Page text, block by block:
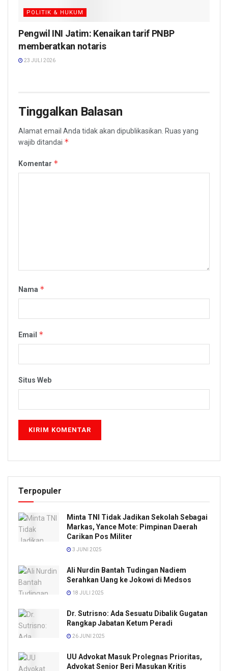
POLITIK & HUKUM
Pengwil INI Jatim: Kenaikan tarif PNBP
memberatkan notaris
23 JULI 2026
Tinggalkan Balasan
Alamat email Anda tidak akan dipublikasikan. Ruas yang
wajib ditandai *
Komentar *
Nama *
Email *
Situs Web
Terpopuler
Minta TNI Tidak Jadikan Sekolah Sebagai
Markas, Yance Mote: Pimpinan Daerah
Carikan Pos Militer
3 JUNI 2025
Ali Nurdin Bantah Tudingan Nadiem
Serahkan Uang ke Jokowi di Medsos
18 JULI 2025
Dr. Sutrisno: Ada Sesuatu Dibalik Gugatan
Rangkap Jabatan Ketum Peradi
26 JUNI 2025
UU Advokat Masuk Prolegnas Prioritas,
Advokat Senior Beri Masukan Kritis